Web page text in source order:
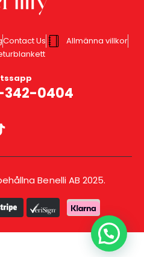
Contact Us
Allmänna villkor
0404
Benelli AB 2025.